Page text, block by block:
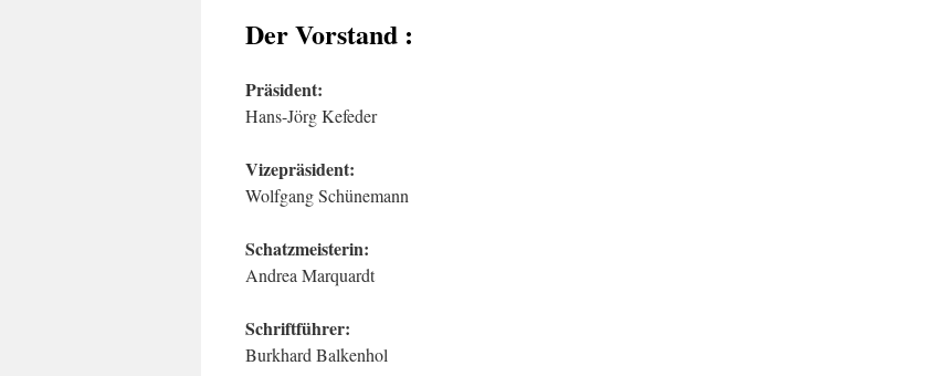
Der Vorstand :
Präsident:
Hans-Jörg Kefeder
Vizepräsident:
Wolfgang Schünemann
Schatzmeisterin:
Andrea Marquardt
Schriftführer:
Burkhard Balkenhol